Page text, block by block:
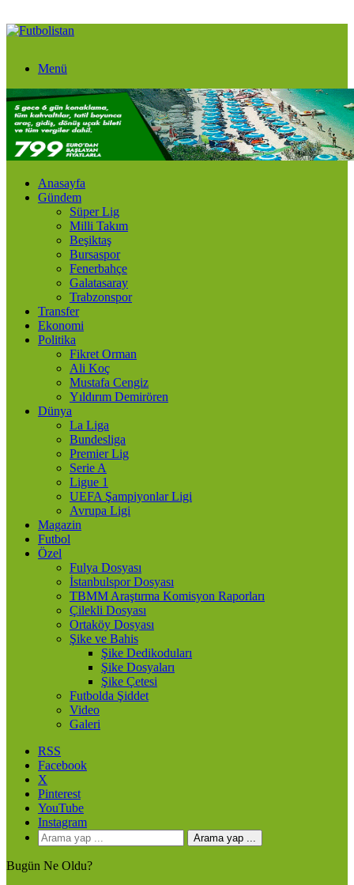
Menü
Anasayfa
Gündem
Süper Lig
Milli Takım
Beşiktaş
Bursaspor
Fenerbahçe
Galatasaray
Trabzonspor
Transfer
Ekonomi
Politika
Fikret Orman
Ali Koç
Mustafa Cengiz
Yıldırım Demirören
Dünya
La Liga
Bundesliga
Premier Lig
Serie A
Ligue 1
UEFA Şampiyonlar Ligi
Avrupa Ligi
Magazin
Futbol
Özel
Fulya Dosyası
İstanbulspor Dosyası
TBMM Araştırma Komisyon Raporları
Çilekli Dosyası
Ortaköy Dosyası
Şike ve Bahis
Şike Dedikoduları
Şike Dosyaları
Şike Çetesi
Futbolda Şiddet
Video
Galeri
RSS
Facebook
X
Pinterest
YouTube
Instagram
Arama yap ...
Bugün Ne Oldu?